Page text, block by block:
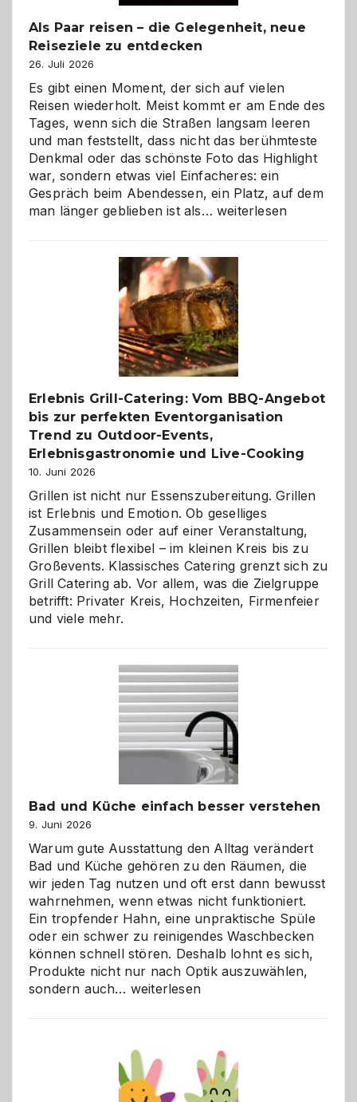
Als Paar reisen – die Gelegenheit, neue
Reiseziele zu entdecken
26. Juli 2026
Es gibt einen Moment, der sich auf vielen
Reisen wiederholt. Meist kommt er am Ende des
Tages, wenn sich die Straßen langsam leeren
und man feststellt, dass nicht das berühmteste
Denkmal oder das schönste Foto das Highlight
war, sondern etwas viel Einfacheres: ein
Gespräch beim Abendessen, ein Platz, auf dem
man länger geblieben ist als… Als
–
die
Gelegenheit,
neue
Reiseziele
zu
entdecken
weiterlesen
Erlebnis Grill-Catering: Vom BBQ-Angebot
bis zur perfekten Eventorganisation
Trend zu Outdoor-Events,
Erlebnisgastronomie und Live-Cooking
10. Juni 2026
Grillen ist nicht nur Essenszubereitung. Grillen
ist Erlebnis und Emotion. Ob geselliges
Zusammensein oder auf einer Veranstaltung,
Grillen bleibt flexibel – im kleinen Kreis bis zu
Großevents. Klassisches Catering grenzt sich zu
Grill Catering ab. Vor allem, was die Zielgruppe
betrifft: Privater Kreis, Hochzeiten, Firmenfeier
und viele mehr.
Bad und Küche einfach besser verstehen
9. Juni 2026
Warum gute Ausstattung den Alltag verändert
Bad und Küche gehören zu den Räumen, die
wir jeden Tag nutzen und oft erst dann bewusst
wahrnehmen, wenn etwas nicht funktioniert.
Ein tropfender Hahn, eine unpraktische Spüle
oder ein schwer zu reinigendes Waschbecken
können schnell stören. Deshalb lohnt es sich,
Produkte nicht nur nach Optik auszuwählen,
sondern auch… Bad
besser
verstehen
weiterlesen